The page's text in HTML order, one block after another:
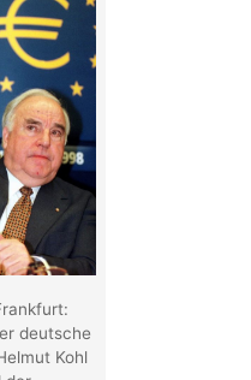
deutsche
Kohl